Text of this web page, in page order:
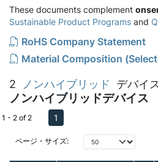
These documents complement
Sustainable Product Programs and
RoHS Company Statement
Material Composition
2 ノンハイブリッド デバイ
ノンハイブリッドデバイス
ページ・サイズ:
1 - 2 of 2 1